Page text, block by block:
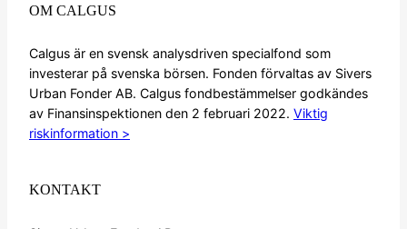
OM CALGUS
Calgus är en svensk analysdriven specialfond som
investerar på svenska börsen. Fonden förvaltas av Sivers
Urban Fonder AB. Calgus fondbestämmelser godkändes
av Finansinspektionen den 2 februari 2022. Viktig
riskinformation >
KONTAKT